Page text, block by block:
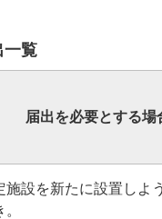
一覧
届出を必要とする場
施設を新たに設置しよ